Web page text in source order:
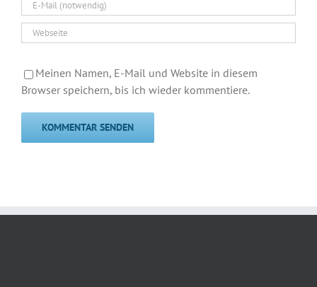
Meinen Namen, E-Mail und Website in diesem
Browser speichern, bis ich wieder kommentiere.